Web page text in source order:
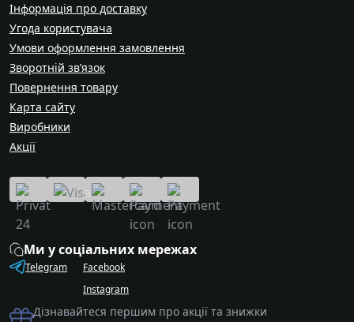
Інформація про доставку
Угода користувача
Умови оформлення замовлення
Зворотній зв’язок
Повернення товару
Карта сайту
Виробники
Акції
Ми у соціальних мережах
Telegram
Facebook
Instagram
Дізнавайтеся першим про акції та знижки